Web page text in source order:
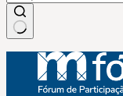
resultados